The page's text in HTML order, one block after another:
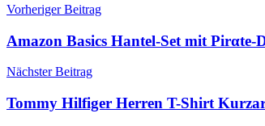
Beitragsnavigation
Vorheriger Beitrag
Amazon Basics Hantel-Set mit
Nächster Beitrag
Tommy Hilfiger Herren T-Shirt